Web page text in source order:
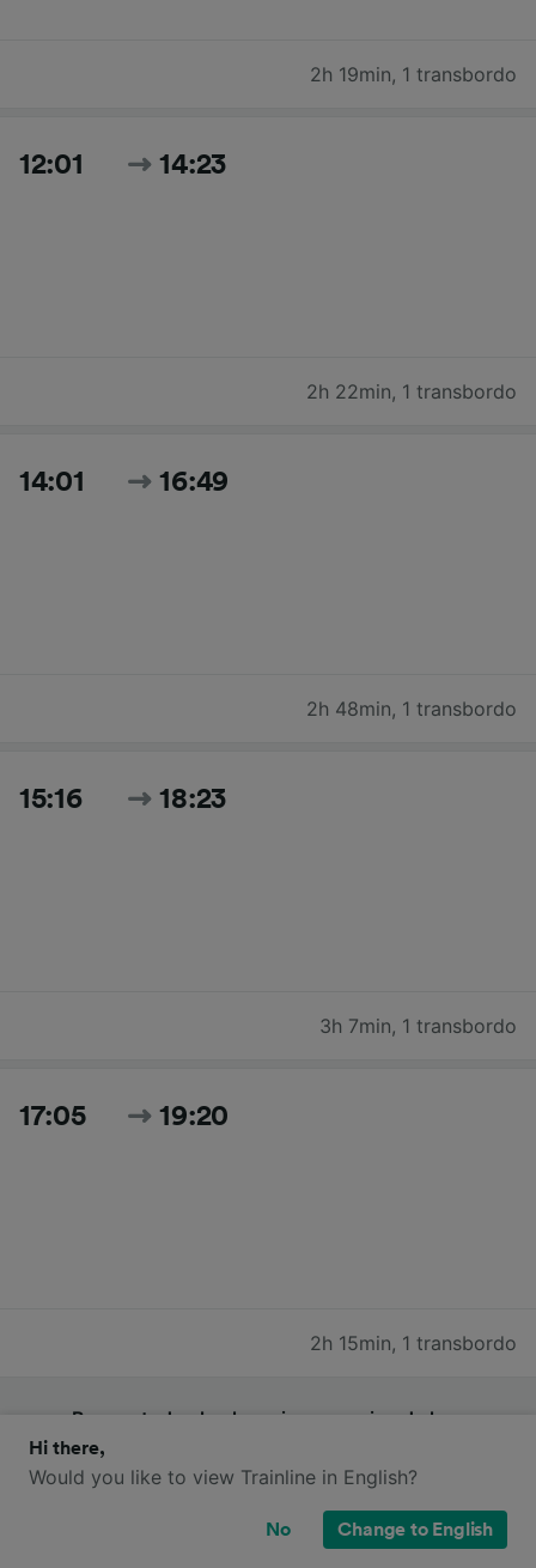
2h 19min, 1 transbordo
12:01 14:23
2h 22min, 1 transbordo
14:01 16:49
2h 48min, 1 transbordo
15:16 18:23
3h 7min, 1 transbordo
17:05 19:20
2h 15min, 1 transbordo
Buscar todos los horarios y precios de hoy
Hi there,
Would you like to view Trainline in English?
No Change to English